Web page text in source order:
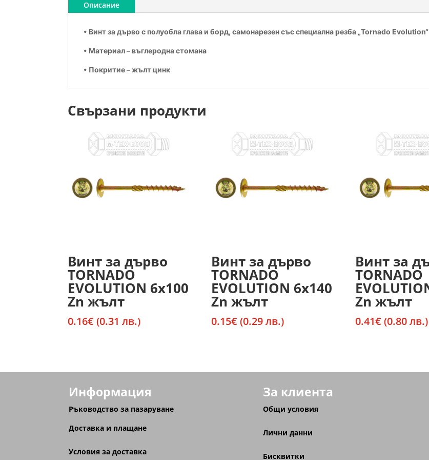
Описание
• Винт за дърво с полуоблаглава и борд, самонарезен със специална резба „Tornado
• Материал – въглеродна стомана
• Покритие – жълт цинк
Свързани продукти
Винт за дърво
TORNADO
EVOLUTION 6х100
Zn жълт
0.16€ (0.31 лв.)
Винт за дърво
TORNADO
EVOLUTION 6х140
Zn жълт
0.15€ (0.29 лв.)
Винт за
TORNADO
Zn жълт
0.41€ (0.80 лв.)
Информация
Ръководство за пазаруване
Доставка и плащане
Условия за доставка
За клиента
Общи условия
Лични данни
Бисквитки